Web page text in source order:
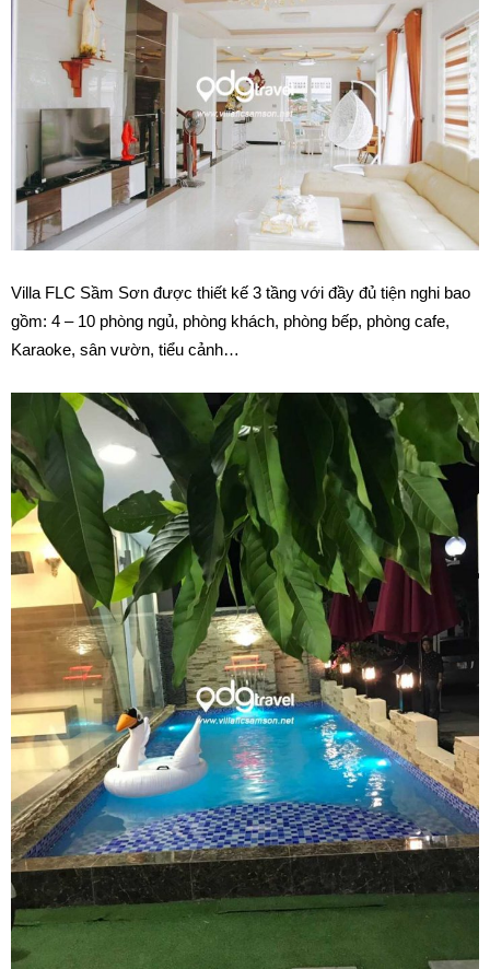
Villa FLC Sầm Sơn được thiết kế 3 tầng với đầy đủ tiện nghi bao
gồm: 4 – 10 phòng ngủ, phòng khách, phòng bếp, phòng cafe,
Karaoke, sân vườn, tiểu cảnh…